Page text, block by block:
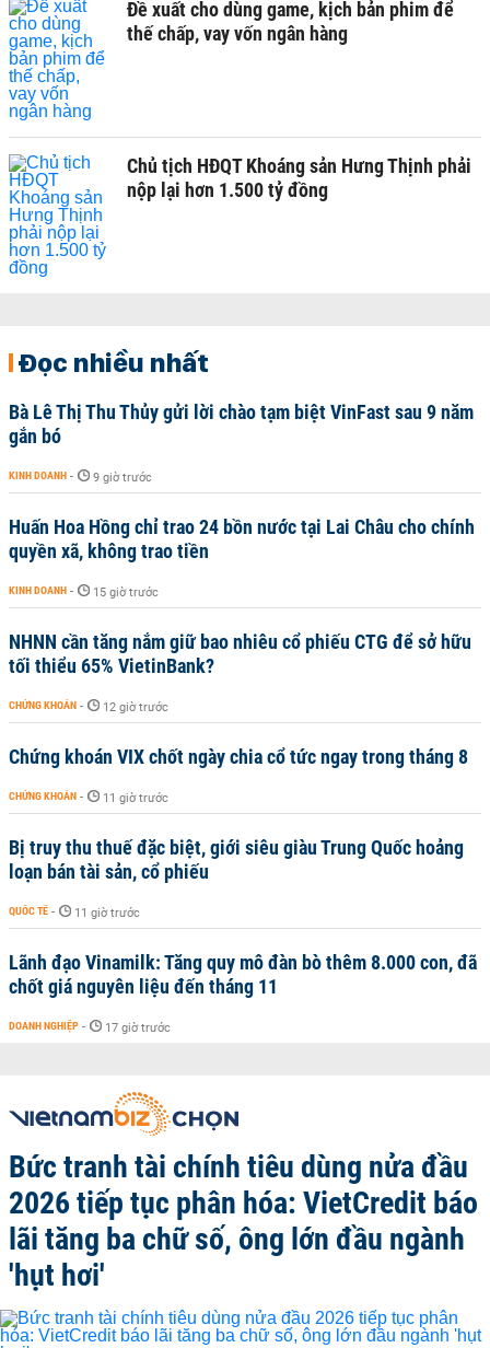
Đề xuất cho dùng game, kịch bản phim để
thế chấp, vay vốn ngân hàng
Chủ tịch HĐQT Khoáng sản Hưng Thịnh phải
nộp lại hơn 1.500 tỷ đồng
Đọc nhiều nhất
Bà Lê Thị Thu Thủy gửi lời chào tạm biệt VinFast sau 9 năm
gắn bó
KINH DOANH - 9 giờ trước
Huấn Hoa Hồng chỉ trao 24 bồn nước tại Lai Châu cho chính
quyền xã, không trao tiền
KINH DOANH - 15 giờ trước
NHNN cần tăng nắm giữ bao nhiêu cổ phiếu CTG để sở hữu
tối thiểu 65% VietinBank?
CHỨNG KHOÁN - 12 giờ trước
Chứng khoán VIX chốt ngày chia cổ tức ngay trong tháng 8
CHỨNG KHOÁN - 11 giờ trước
Bị truy thu thuế đặc biệt, giới siêu giàu Trung Quốc hoảng
loạn bán tài sản, cổ phiếu
QUỐC TẾ - 11 giờ trước
Lãnh đạo Vinamilk: Tăng quy mô đàn bò thêm 8.000 con, đã
chốt giá nguyên liệu đến tháng 11
DOANH NGHIỆP - 17 giờ trước
Bức tranh tài chính tiêu dùng nửa đầu
2026 tiếp tục phân hóa: VietCredit báo
lãi tăng ba chữ số, ông lớn đầu ngành
'hụt hơi'